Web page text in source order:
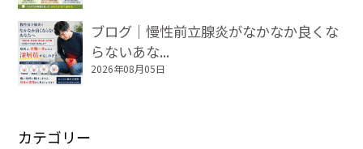
ブログ｜慢性前立腺炎がなかなか良くな
らないあな...
2026年08月05日
カテゴリー